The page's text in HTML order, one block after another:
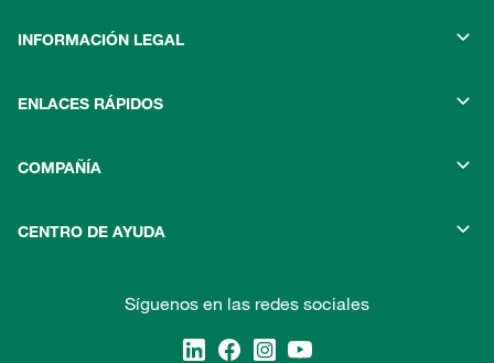
INFORMACIÓN LEGAL
ENLACES RÁPIDOS
COMPAÑÍA
CENTRO DE AYUDA
Síguenos en las redes sociales